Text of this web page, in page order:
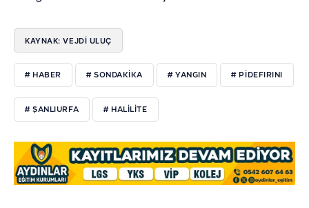
KAYNAK: VEJDI ULUÇ
# HABER # SONDAKIKA # YANGIN # PIDEFIRINI
# ŞANLIURFA # HALILITE